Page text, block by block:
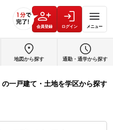
会員登録 ログイン メニュー
地図から探す 通勤・通学から探す
の一戸建て・土地を学区から探す